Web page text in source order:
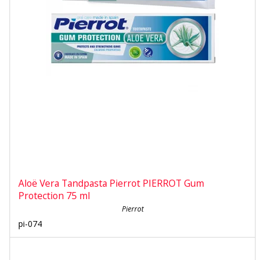
Aloë Vera Tandpasta Pierrot PIERROT Gum
Protection 75 ml
Pierrot
pi-074